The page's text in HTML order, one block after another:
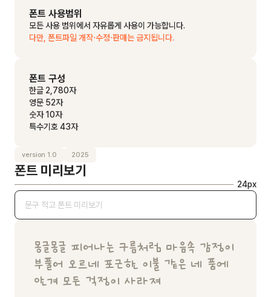
폰트 사용범위
모든 사용 범위에서 자유롭게 사용이 가능합니다.
다만, 폰트파일 개작⋅수정⋅판매는 금지됩니다.
폰트 구성
한글 2,780자
영문 52자
숫자 10자
특수기호 43자
version 1.0 2025
폰트 미리보기
24px